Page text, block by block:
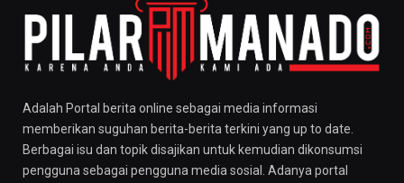
Adalah Portal berita online sebagai media informasi
memberikan suguhan berita-berita terkini yang up to date.
Berbagai isu dan topik disajikan untuk kemudian dikonsumsi
pengguna sebagai pengguna media sosial. Adanya portal